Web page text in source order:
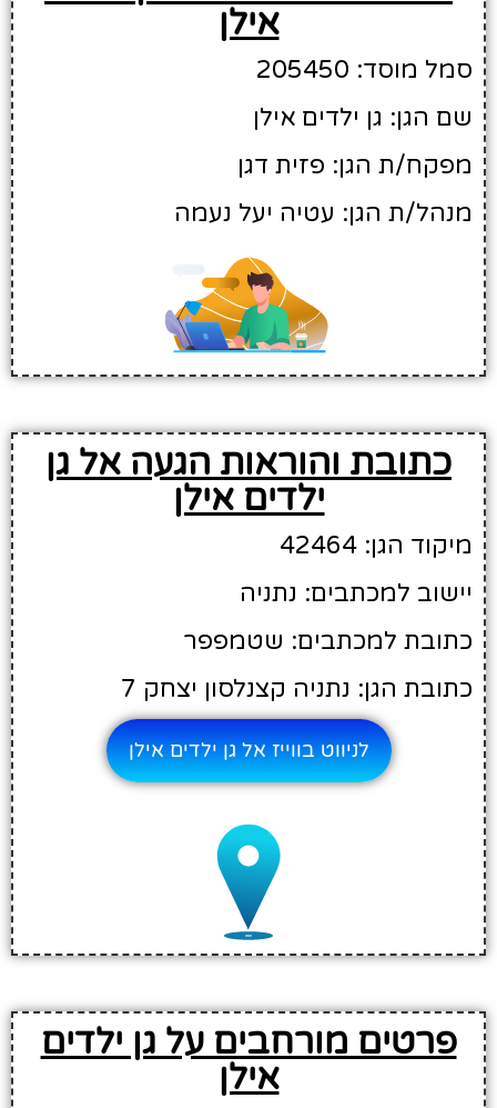
אילן
סמל מוסד: 205450
שם הגן: גן ילדים אילן
מפקח/ת הגן: פזית דגן
מנהל/ת הגן: עטיה יעל נעמה
כתובת והוראות הגעה אל גן
ילדים אילן
מיקוד הגן: 42464
יישוב למכתבים: נתניה
כתובת למכתבים: שטמפפר
כתובת הגן: נתניה קצנלסון יצחק 7
לניווט בווייז אל גן ילדים אילן
פרטים מורחבים על גן ילדים
אילן